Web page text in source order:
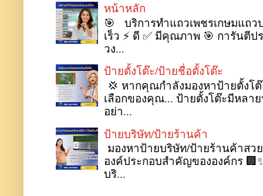
หน้าหลัก
🎯 บริการทำแถวเพชรเกษมแถว
เร็ว ⚡ ดี ✅ มีคุณภาพ 🎯 การันตี
วง...
ป้ายตั้งโต๊ะ/ป้ายชื่อตั้งโต๊ะ
💢 หากคุณกำลังมองหาป้ายตั้งโ
เลือกของคุณ... ป้ายตั้งโต๊ะมีหลา
อย่า...
ป้ายบริษัท/ป้ายร้านค้า
มองหาป้ายบริษัท/ป้ายร้านค้าสว
องค์ประกอบสำคัญขององค์กร
บริ...